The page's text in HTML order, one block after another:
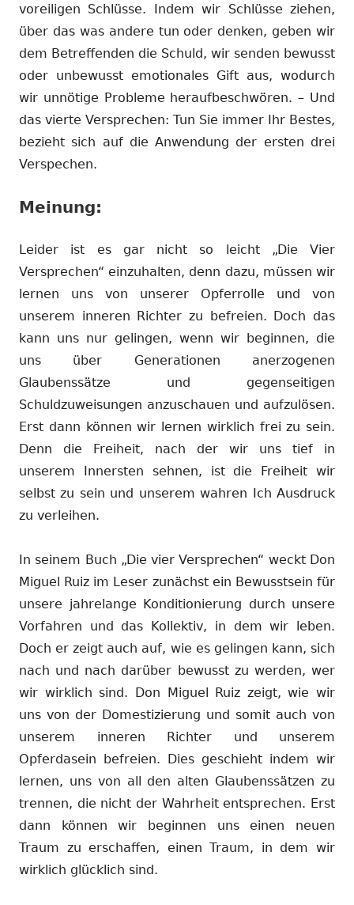
voreiligen Schlüsse. Indem wir Schlüsse ziehen,
über das was andere tun oder denken, geben wir
dem Betreffenden die Schuld, wir senden bewusst
oder unbewusst emotionales Gift aus, wodurch
wir unnötige Probleme heraufbeschwören. – Und
das vierte Versprechen: Tun Sie immer Ihr Bestes,
bezieht sich auf die Anwendung der ersten drei
Verspechen.
Meinung:
Leider ist es gar nicht so leicht „Die Vier
Versprechen“ einzuhalten, denn dazu, müssen wir
lernen uns von unserer Opferrolle und von
unserem inneren Richter zu befreien. Doch das
kann uns nur gelingen, wenn wir beginnen, die
uns über Generationen anerzogenen
Glaubenssätze und gegenseitigen
Schuldzuweisungen anzuschauen und aufzulösen.
Erst dann können wir lernen wirklich frei zu sein.
Denn die Freiheit, nach der wir uns tief in
unserem Innersten sehnen, ist die Freiheit wir
selbst zu sein und unserem wahren Ich Ausdruck
zu verleihen.
In seinem Buch „Die vier Versprechen“ weckt Don
Miguel Ruiz im Leser zunächst ein Bewusstsein für
unsere jahrelange Konditionierung durch unsere
Vorfahren und das Kollektiv, in dem wir leben.
Doch er zeigt auch auf, wie es gelingen kann, sich
nach und nach darüber bewusst zu werden, wer
wir wirklich sind. Don Miguel Ruiz zeigt, wie wir
uns von der Domestizierung und somit auch von
unserem inneren Richter und unserem
Opferdasein befreien. Dies geschieht indem wir
lernen, uns von all den alten Glaubenssätzen zu
trennen, die nicht der Wahrheit entsprechen. Erst
dann können wir beginnen uns einen neuen
Traum zu erschaffen, einen Traum, in dem wir
wirklich glücklich sind.